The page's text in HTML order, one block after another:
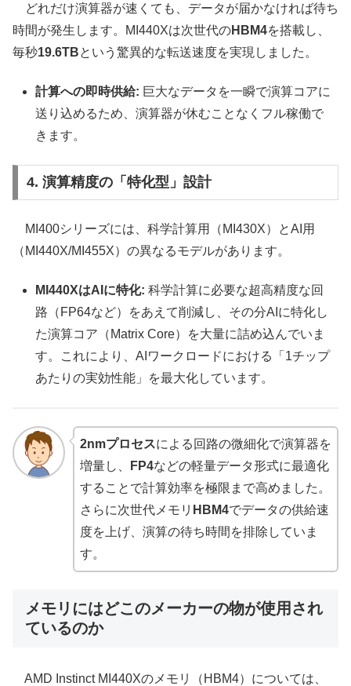
どれだけ演算器が速くても、データが届かなければ待ち
時間が発生します。MI440Xは次世代のHBM4を搭載し、
毎秒19.6TBという驚異的な転送速度を実現しました。
計算への即時供給: 巨大なデータを一瞬で演算コアに
送り込めるため、演算器が休むことなくフル稼働で
きます。
4. 演算精度の「特化型」設計
MI400シリーズには、科学計算用（MI430X）とAI用
（MI440X/MI455X）の異なるモデルがあります。
MI440XはAIに特化: 科学計算に必要な超高精度な回
路（FP64など）をあえて削減し、その分AIに特化し
た演算コア（Matrix Core）を大量に詰め込んでいま
す。これにより、AIワークロードにおける「1チップ
あたりの実効性能」を最大化しています。
2nmプロセスによる回路の微細化で演算器を
増量し、
FP4などの軽量データ形式に最適化
することで計算効率を極限まで高めました。
さらに次世代メモリ HBM4でデータの供給速
度を上げ、演算の待ち時間を排除していま
す。
メモリにはどこのメーカーの物が使用され
ているのか
AMD Instinct MI440Xのメモリ（HBM4）については、